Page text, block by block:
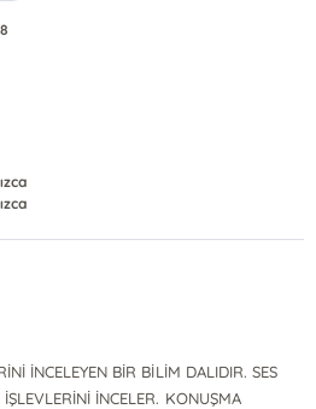
İNCELEYEN BİR BİLİM DALIDIR. SES
İNCELER. KONUŞMA